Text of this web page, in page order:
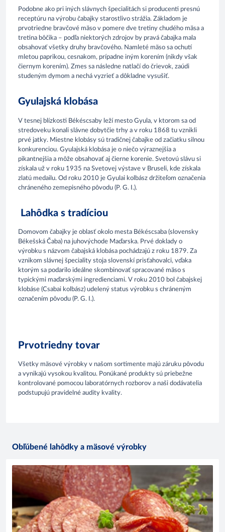
Podobne ako pri iných slávnych špecialitách si producenti presnú
receptúru na výrobu čabajky starostlivo strážia. Základom je
prvotriedne bravčové mäso v pomere dve tretiny chudého mäsa a
tretina bôčika – podľa niektorých zdrojov by pravá čabajka mala
obsahovať všetky druhy bravčového. Namleté mäso sa ochutí
mletou paprikou, cesnakom, prípadne iným korením (nikdy však
čiernym korením). Zmes sa následne natlačí do črievok, zaúdi
studeným dymom a nechá vyzrieť a dôkladne vysušiť.
Gyulajská klobása
V tesnej blízkosti Békéscsaby leží mesto Gyula, v ktorom sa od
stredoveku konali slávne dobytčie trhy a v roku 1868 tu vznikli
prvé jatky. Miestne klobásy sú tradičnej čabajke od začiatku silnou
konkurenciou. Gyulajská klobása je o niečo výraznejšia a
pikantnejšia a môže obsahovať aj čierne korenie. Svetovú slávu si
získala už v roku 1935 na Svetovej výstave v Bruseli, kde získala
zlatú medailu. Od roku 2010 je Gyulai kolbász držiteľom označenia
chráneného zemepisného pôvodu (P. G. I.).
Lahôdka s tradíciou
Domovom čabajky je oblasť okolo mesta Békéscsaba (slovensky
Békešská Čaba) na juhovýchode Maďarska. Prvé doklady o
výrobku s názvom čabajská klobása pochádzajú z roku 1879. Za
vznikom slávnej špeciality stoja slovenskí prisťahovalci, vďaka
ktorým sa podarilo ideálne skombinovať spracované mäso s
typickými maďarskými ingredienciami. V roku 2010 bol čabajskej
klobáse (Csabai kolbász) udelený status výrobku s chráneným
označením pôvodu (P. G. I.).
Prvotriedny tovar
Všetky mäsové výrobky v našom sortimente majú záruku pôvodu
a vynikajú vysokou kvalitou. Ponúkané produkty sú priebežne
kontrolované pomocou laboratórnych rozborov a naši dodávatelia
podstupujú pravidelné audity kvality.
Obľúbené lahôdky a mäsové výrobky